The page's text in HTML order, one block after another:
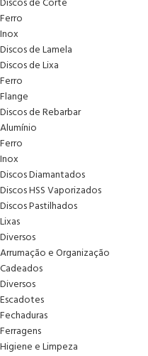
Ferro
Inox
Discos de Lamela
Discos de Lixa
Ferro
Flange
Discos de Rebarbar
Alumínio
Ferro
Inox
Discos Diamantados
Discos HSS Vaporizados
Discos Pastilhados
Lixas
Diversos
Arrumação e Organização
Cadeados
Diversos
Escadotes
Fechaduras
Ferragens
Higiene e Limpeza